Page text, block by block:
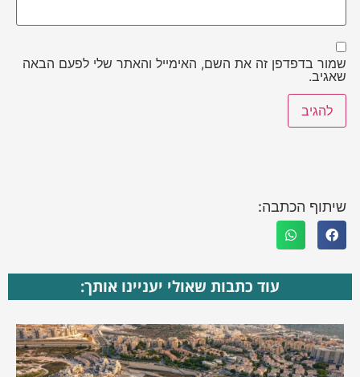
שמור בדפדפן זה את השם, האימייל והאתר שלי לפעם הבאה
שאגיב.
שיתוף הכתבה:
עוד כתבות שאולי יעניינו אותך: